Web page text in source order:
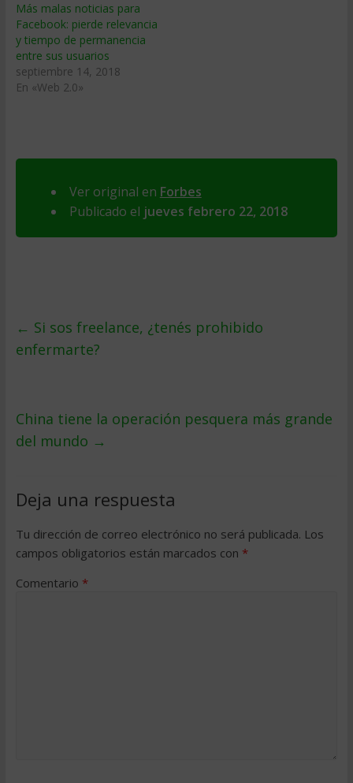
Más malas noticias para
Facebook: pierde relevancia
y tiempo de permanencia
entre sus usuarios
septiembre 14, 2018
En «Web 2.0»
Ver original en Forbes
Publicado el jueves febrero 22, 2018
← Si sos freelance, ¿tenés prohibido
enfermarte?
China tiene la operación pesquera más grande
del mundo →
Deja una respuesta
Tu dirección de correo electrónico no será publicada. Los
campos obligatorios están marcados con *
Comentario *